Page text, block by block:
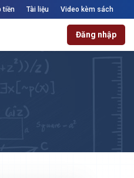
tiền Tài liệu Video kèm sách
Đăng nhập